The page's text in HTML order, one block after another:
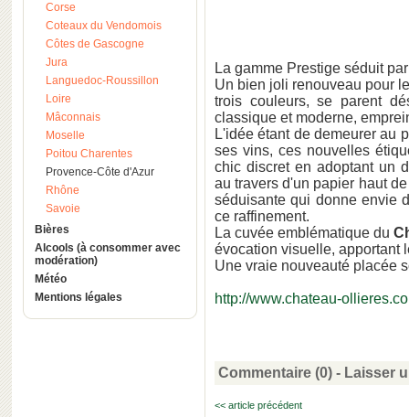
Corse
Coteaux du Vendomois
Côtes de Gascogne
Jura
Languedoc-Roussillon
Loire
Mâconnais
Moselle
Poitou Charentes
Provence-Côte d'Azur
Rhône
Savoie
Bières
Alcools (à consommer avec
modération)
Météo
Mentions légales
La gamme Prestige séduit
Un bien joli renouveau pour
trois couleurs, se parent
classique et moderne,
L'idée étant de demeurer au
ses vins, ces nouvelles
chic discret en adoptant un
au travers d'un papier haut
séduisante qui donne envie
ce raffinement.
La cuvée emblématique du
évocation visuelle, apportant
Une vraie nouveauté placée
http://www.chateau-
Commentaire (0) - Laisser
<< article précédent